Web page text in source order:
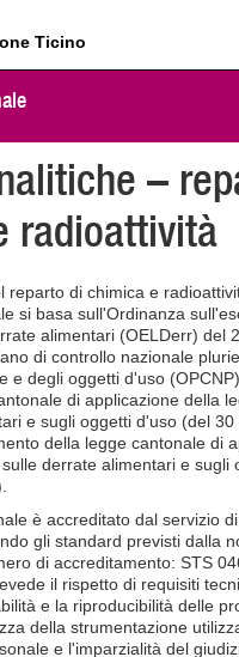
Ticino
–
radioattività
reparto di chimica e
si basa sull'Ordinanza
alimentari (OELDerr) del
di controllo nazionale
e degli oggetti d'uso
di applicazione della
e sugli oggetti d'uso (del
della legge cantonale di
derrate alimentari e sugli
è accreditato dal servizio
gli standard previsti dalla
di accreditamento: STS
il rispetto di requisiti
e la riproducibilità delle
della strumentazione
e l'imparzialità del